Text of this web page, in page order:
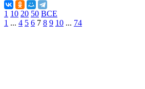
1 10 20 50 ВСЕ
1 ... 4 5 6 7 8 9 10 ... 74